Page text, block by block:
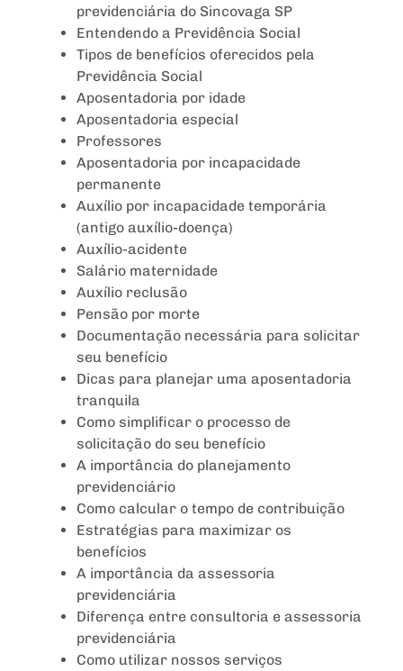
previdenciária do Sincovaga SP
Entendendo a Previdência Social
Tipos de benefícios oferecidos pela
Previdência Social
Aposentadoria por idade
Aposentadoria especial
Professores
Aposentadoria por incapacidade
permanente
Auxílio por incapacidade temporária
(antigo auxílio-doença)
Auxílio-acidente
Salário maternidade
Auxílio reclusão
Pensão por morte
Documentação necessária para solicitar
seu benefício
Dicas para planejar uma aposentadoria
tranquila
Como simplificar o processo de
solicitação do seu benefício
A importância do planejamento
previdenciário
Como calcular o tempo de contribuição
Estratégias para maximizar os
benefícios
A importância da assessoria
previdenciária
Diferença entre consultoria e assessoria
previdenciária
Como utilizar nossos serviços